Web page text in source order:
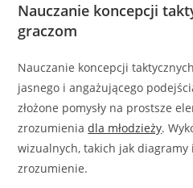
Nauczanie koncepcji
graczom
Nauczanie koncepcji
jasnego i angażującego
złożone pomysły na prostsze
zrozumieniadla młodzieży.
wizualnych, takich jak
zrozumienie.